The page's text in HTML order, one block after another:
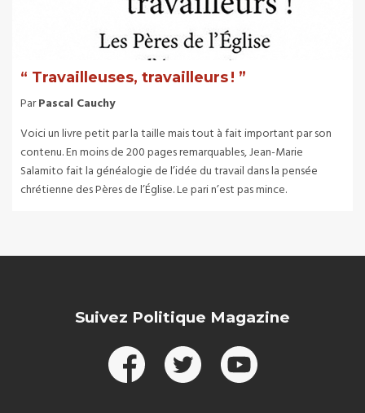
“ Travailleuses, travailleurs ! ”
ParPascal Cauchy
Voici un livre petit par la taille mais tout à fait important par son
contenu. En moins de 200 pages remarquables, Jean-Marie
Salamito fait la généalogie de l’idée du travail dans la pensée
chrétienne des Pères de l’Église. Le pari n’est pas mince.
Suivez Politique Magazine